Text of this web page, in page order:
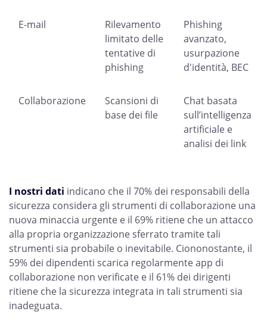
E-mail
Rilevamento
limitato delle
tentative di
phishing
Phishing
avanzato,
usurpazione
d'identità, BEC
Collaborazione
Scansioni di
base dei file
Chat basata
sull’intelligenza
artificiale e
analisi dei link
I nostri dati indicano che il 70% dei responsabili della
sicurezza considera gli strumenti di collaborazione una
nuova minaccia urgente e il 69% ritiene che un attacco
alla propria organizzazione sferrato tramite tali
strumenti sia probabile o inevitabile. Ciononostante, il
59% dei dipendenti scarica regolarmente app di
collaborazione non verificate e il 61% dei dirigenti
ritiene che la sicurezza integrata in tali strumenti sia
inadeguata.